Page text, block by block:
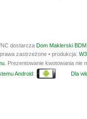
dostarcza Dom Maklerski
zastrzeżone • produkcja:
. Prezentowanie kwotowania
Android Dla